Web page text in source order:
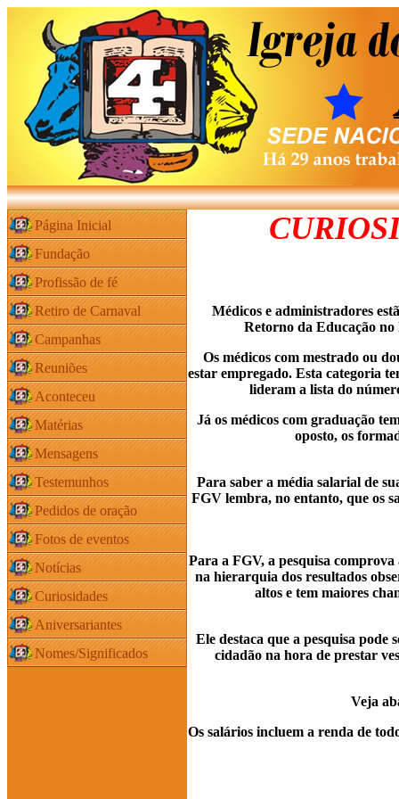
Página Inicial
Fundação
Profissão de fé
Retiro de Carnaval
Campanhas
Reuniões
Aconteceu
Matérias
Mensagens
Testemunhos
Pedidos de oração
Fotos de eventos
Notícias
Curiosidades
Aniversariantes
Nomes/Significados
Médicos e administradores
Retorno da Educação
Os médicos com mestrado ou
estar empregado. Esta categoria
lideram a lista do
Já os médicos com graduação
oposto, os
Para saber a média salarial de
FGV lembra, no entanto, que os
Para a FGV, a pesquisa
na hierarquia dos resultados
altos e tem maiores
Ele destaca que a pesquisa
cidadão na hora de prestar
Veja
Os salários incluem a renda de